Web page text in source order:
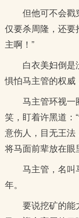
但他可不会戳
仅要杀周隆，还
主啊！”
白衣美妇倒
惧怕马主管的权威
马主管环视一
笑，盯着许黑道：
意伤人，目无王
将马面前辈放在眼
马主管，名叫
年。
要说挖矿的能